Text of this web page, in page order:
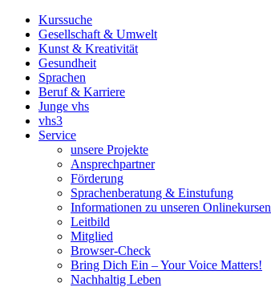
Kurssuche
Gesellschaft & Umwelt
Kunst & Kreativität
Gesundheit
Sprachen
Beruf & Karriere
Junge vhs
vhs3
Service
unsere Projekte
Ansprechpartner
Förderung
Sprachenberatung & Einstufung
Informationen zu unseren Onlinekursen
Leitbild
Mitglied
Browser-Check
Bring Dich Ein – Your Voice Matters!
Nachhaltig Leben